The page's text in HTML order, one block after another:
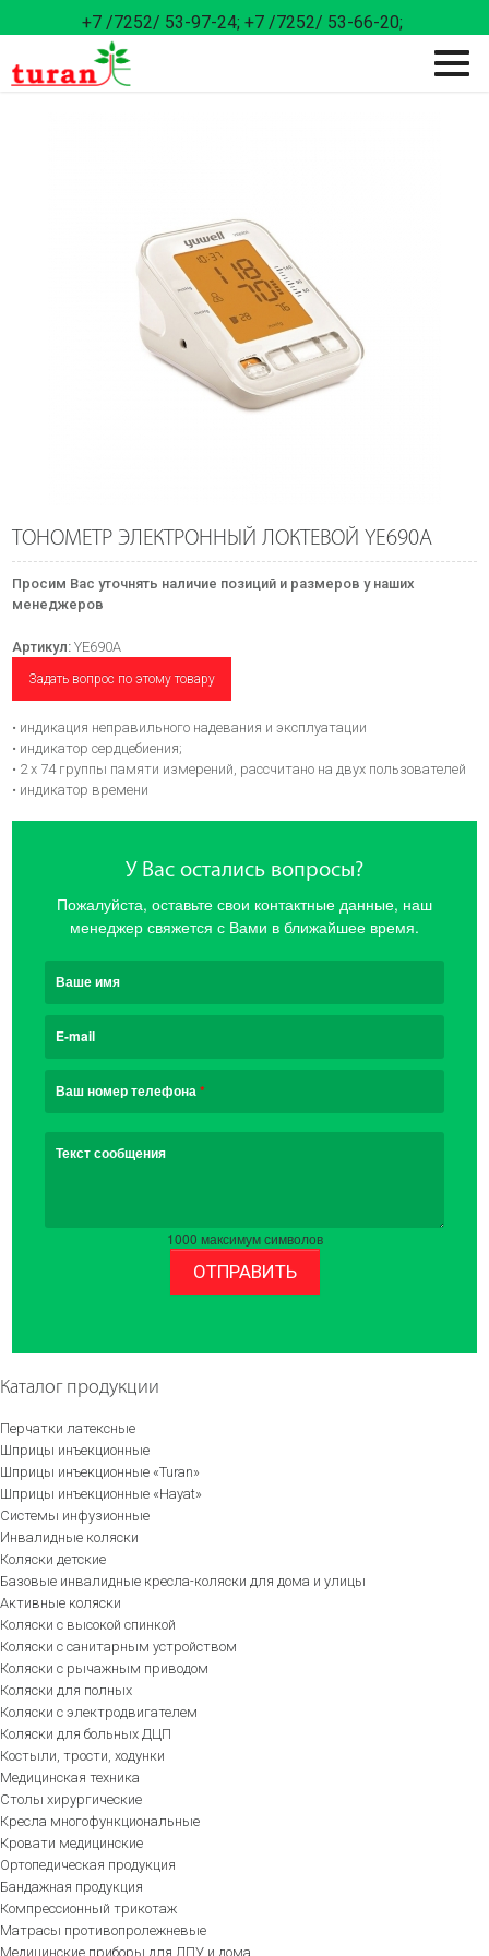
+7 /7252/ 53-97-24; +7 /7252/ 53-66-20;
ТОНОМЕТР ЭЛЕКТРОННЫЙ ЛОКТЕВОЙ YE690A
Просим Вас уточнять наличие позиций и размеров у наших
менеджеров
Артикул: YE690A
Задать вопрос по этому товару
• индикация неправильного надевания и эксплуатации
• индикатор сердцебиения;
• 2 х 74 группы памяти измерений, рассчитано на двух пользователей
• индикатор времени
У Вас остались вопросы?
Пожалуйста, оставьте свои контактные данные, наш
менеджер свяжется с Вами в ближайшее время.
Ваше имя
E-mail
Ваш номер телефона*
Текст сообщения
1000 максимум символов
ОТПРАВИТЬ
Каталог продукции
Перчатки латексные
Шприцы инъекционные
Шприцы инъекционные «Turan»
Шприцы инъекционные «Hayat»
Системы инфузионные
Инвалидные коляски
Коляски детские
Базовые инвалидные кресла-коляски для дома и улицы
Активные коляски
Коляски с высокой спинкой
Коляски с санитарным устройством
Коляски с рычажным приводом
Коляски для полных
Коляски с электродвигателем
Коляски для больных ДЦП
Костыли, трости, ходунки
Медицинская техника
Столы хирургические
Кресла многофункциональные
Кровати медицинские
Ортопедическая продукция
Бандажная продукция
Компрессионный трикотаж
Матрасы противопролежневые
Медицинские приборы для ЛПУ и дома